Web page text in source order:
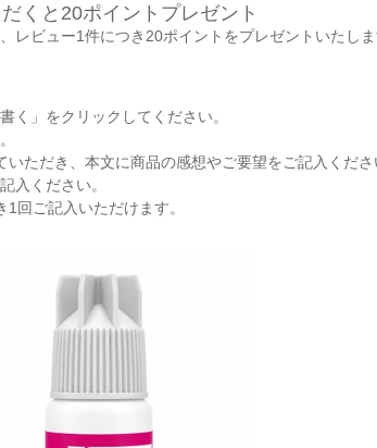
くと20ポイントプレゼント
レビュー1件につき20ポイントをプレゼントいたしま
く」をクリックしてください。
ただき、本文に商品の感想やご要望をご記入くださ
入ください。
回ご記入いただけます。